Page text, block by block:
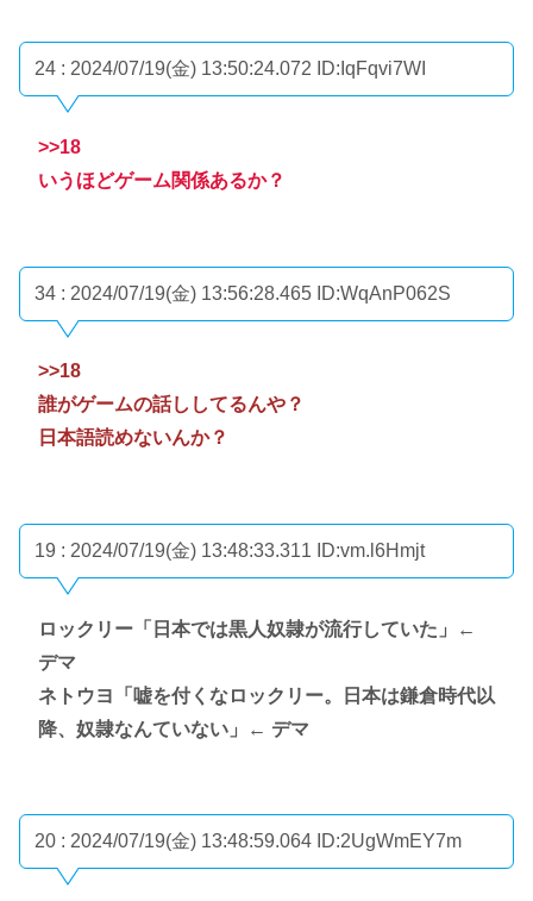
24 : 2024/07/19(金) 13:50:24.072 ID:IqFqvi7WI
>>18
いうほどゲーム関係あるか？
34 : 2024/07/19(金) 13:56:28.465 ID:WqAnP062S
>>18
誰がゲームの話ししてるんや？
日本語読めないんか？
19 : 2024/07/19(金) 13:48:33.311 ID:vm.l6Hmjt
ロックリー「日本では黒人奴隷が流行していた」←
デマ
ネトウヨ「嘘を付くなロックリー。日本は鎌倉時代以
降、奴隷なんていない」← デマ
20 : 2024/07/19(金) 13:48:59.064 ID:2UgWmEY7m